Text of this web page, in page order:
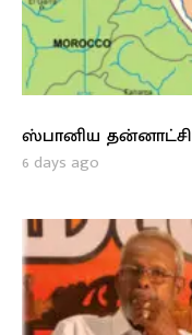
ஸ்பானிய தன்னாட்சி
6 days ago